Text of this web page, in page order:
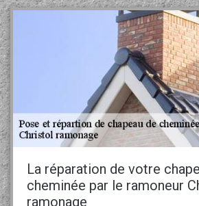
La réparation de votre
cheminée par le ramoneur
ramonage